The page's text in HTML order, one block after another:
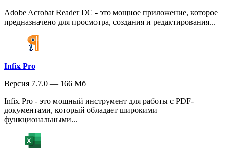
Adobe Acrobat Reader DC - это мощное приложение, которое
предназначено для просмотра, создания и редактирования...
Infix Pro
Версия 7.7.0 — 166 Мб
Infix Pro - это мощный инструмент для работы с PDF-
документами, который обладает широкими
функциональными...